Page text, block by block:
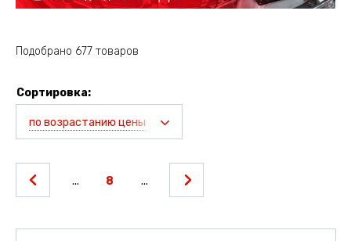
Подобрано 677 товаров
Сортировка:
по возрастанию цены
... 8 ...